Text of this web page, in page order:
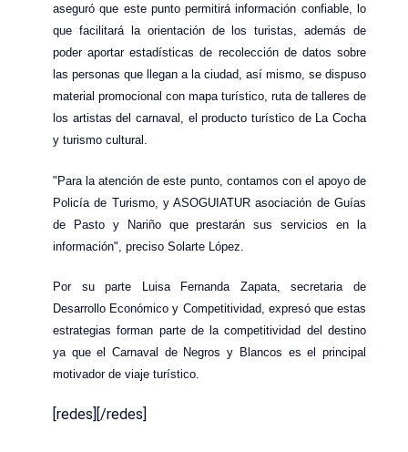
aseguró que este punto permitirá información confiable, lo
que facilitará la orientación de los turistas, además de
poder aportar estadísticas de recolección de datos sobre
las personas que llegan a la ciudad, así mismo, se dispuso
material promocional con mapa turístico, ruta de talleres de
los artistas del carnaval, el producto turístico de La Cocha
y turismo cultural.
"Para la atención de este punto, contamos con el apoyo de
Policía de Turismo, y ASOGUIATUR asociación de Guías
de Pasto y Nariño que prestarán sus servicios en la
información", preciso Solarte López.
Por su parte Luisa Fernanda Zapata, secretaria de
Desarrollo Económico y Competitividad, expresó que estas
estrategias forman parte de la competitividad del destino
ya que el Carnaval de Negros y Blancos es el principal
motivador de viaje turístico.
[redes][/redes]